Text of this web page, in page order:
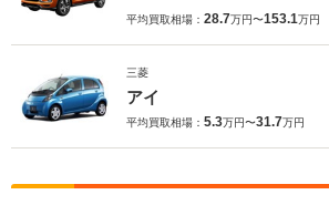
平均買取相場： 28.7万円〜153.1万円
三菱
アイ
平均買取相場： 5.3万円〜31.7万円